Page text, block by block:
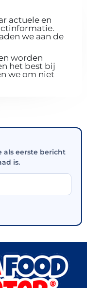
actuele en
we aan de
worden
het best bij
we om niet
als eerste bericht
is.